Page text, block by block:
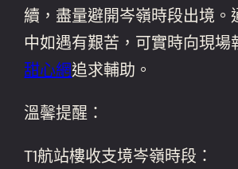
續，盡量避開岑嶺時段出境。
中如遇有艱苦，可實時向現場
甜心網追求輔助。
溫馨提醒：
T1航站樓收支境岑嶺時段：